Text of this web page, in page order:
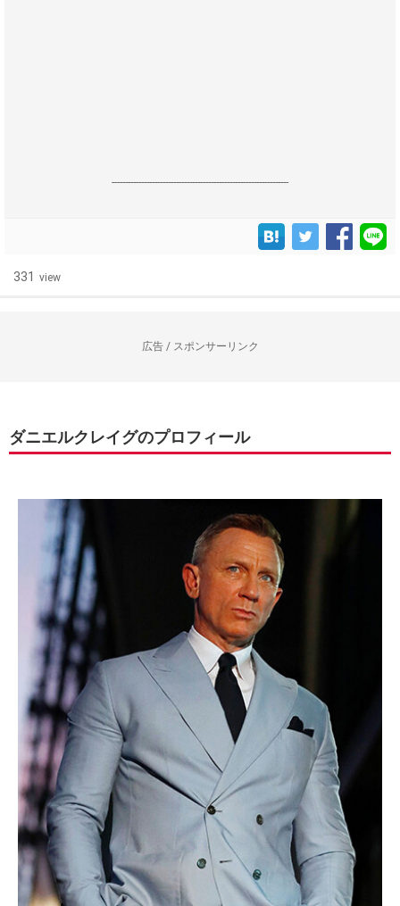
------------------------------------------------------------------
331 view
広告 / スポンサーリンク
ダニエルクレイグのプロフィール